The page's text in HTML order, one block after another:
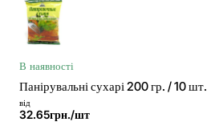
В наявності
Панірувальні сухарі 200 гр. / 10 шт.
від
32.65грн./шт